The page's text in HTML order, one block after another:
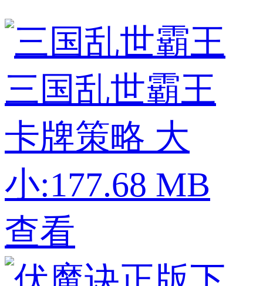
三国乱世霸王
卡牌策略 大
小:177.68 MB
查看